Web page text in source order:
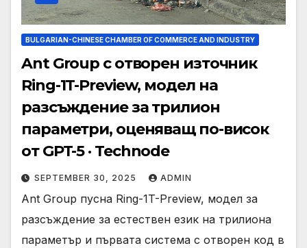
BULGARIAN-CHINESE CHAMBER OF COMMERCE AND INDUSTRY
Ant Group с отворен източник
Ring-1T-Preview, модел на
разсъждение за трилион
параметри, оценяващ по-висок
от GPT-5 · Technode
SEPTEMBER 30, 2025 ADMIN
Ant Group пусна Ring-1T-Preview, модел за
разсъждение за естествен език на трилиона
параметър и първата система с отворен код в